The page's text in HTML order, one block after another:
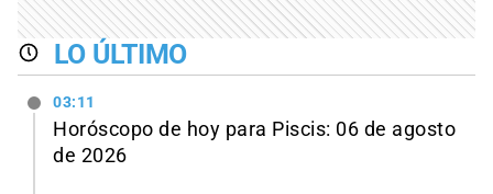
LO ÚLTIMO
03:11
Horóscopo de hoy para Piscis: 06 de agosto
de 2026